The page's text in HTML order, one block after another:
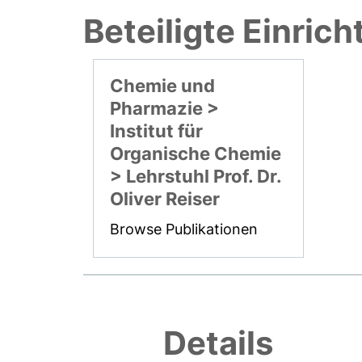
Beteiligte
Chemie und
Pharmazie >
Institut für
Organische Chemie
> Lehrstuhl Prof. Dr.
Oliver Reiser
Browse Publikationen
Details